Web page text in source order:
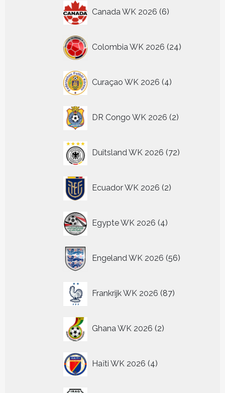
Canada WK 2026 6
producten
Colombia WK 2026 24
producten
Curaçao WK 2026 4
producten
DR Congo WK 2026 2
producten
Duitsland WK 2026 72
producten
Ecuador WK 2026 2
producten
Egypte WK 2026 4
producten
Engeland WK 2026 56
producten
Frankrijk WK 2026 87
producten
Ghana WK 2026 2
producten
Haïti WK 2026 4
producten